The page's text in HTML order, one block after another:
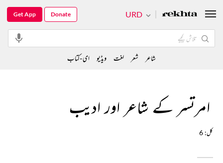
امرتسر کے شاعر اور ادیب
کل: 6
URD
Get App Donate
شاعر شعر لغت ویڈیو ای-کتاب